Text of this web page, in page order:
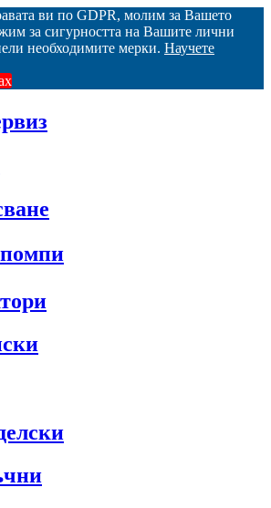
ви по GDPR, молим за Вашето
за сигурността на Вашите лични
необходимите мерки. Научете